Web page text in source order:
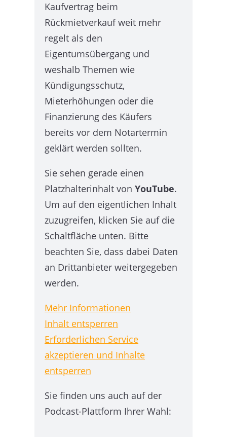
Kaufvertrag beim
Rückmietverkauf weit mehr
regelt als den
Eigentumsübergang und
weshalb Themen wie
Kündigungsschutz,
Mieterhöhungen oder die
Finanzierung des Käufers
bereits vor dem Notartermin
geklärt werden sollten.
Sie sehen gerade einen
Platzhalterinhalt von YouTube.
Um auf den eigentlichen Inhalt
zuzugreifen, klicken Sie auf die
Schaltfläche unten. Bitte
beachten Sie, dass dabei Daten
an Drittanbieter weitergegeben
werden.
Mehr Informationen
Inhalt entsperren
Erforderlichen Service
akzeptieren und Inhalte
entsperren
Sie finden uns auch auf der
Podcast-Plattform Ihrer Wahl: